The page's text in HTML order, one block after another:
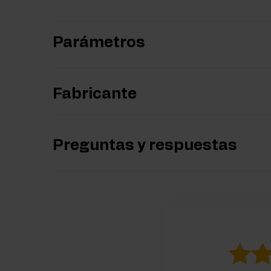
Parámetros
Fabricante
Preguntas y respuestas